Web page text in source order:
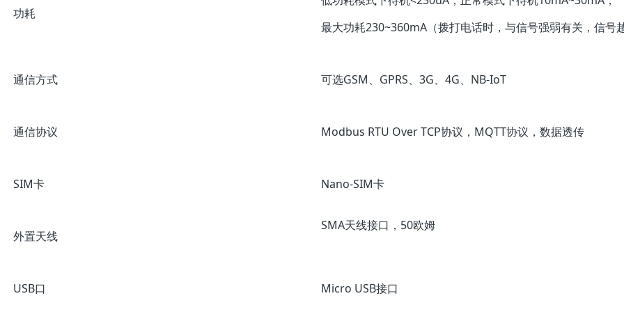
功耗
最大功耗230~360mA（拨打电话时，与信号强弱有关，信号
通信方式 可选GSM、GPRS、3G、4G、NB-IoT
通信协议 Modbus RTU Over TCP协议，MQTT协议，数据透传
SIM卡 Nano-SIM卡
外置天线
SMA天线接口，50欧姆
USB口 Micro USB接口